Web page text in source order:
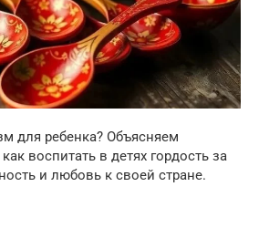
для ребенка? Объясняем
воспитать в детях гордость за
и любовь к своей стране.